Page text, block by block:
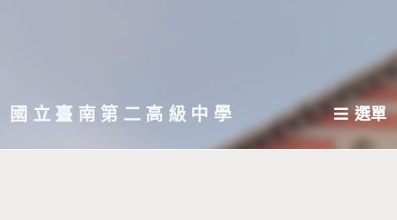
主國立臺南第二高級中學 選單